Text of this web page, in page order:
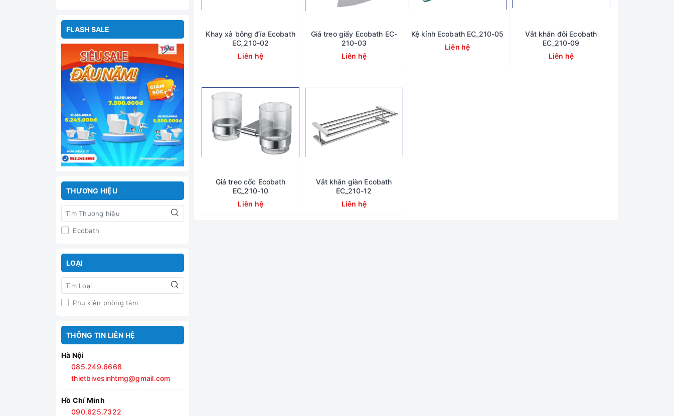
FLASH SALE
THƯƠNG HIỆU
Ecobath
LOẠI
Phụ kiện phòng tắm
THÔNG TIN LIÊN HỆ
Hà Nội
085.249.6668
thietbivesinhtmg@gmail.com
Hồ Chí Minh
090.625.7322
Khay xà bông đĩa Ecobath
EC_210-02
Liên hệ
Giá treo giấy Ecobath EC-
210-03
Liên hệ
Kệ kính Ecobath EC_210-05
Liên hệ
Vắt khăn đôi Ecobath
EC_210-09
Liên hệ
Giá treo cốc Ecobath
EC_210-10
Liên hệ
Vắt khăn giàn Ecobath
EC_210-12
Liên hệ